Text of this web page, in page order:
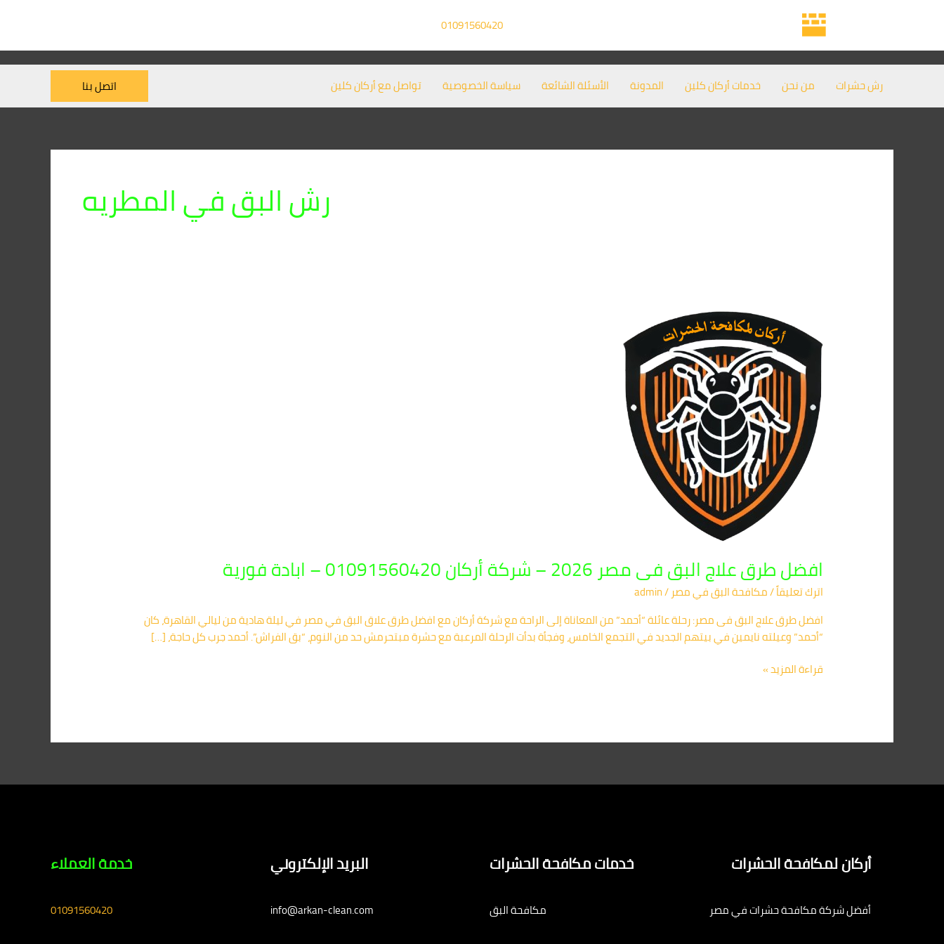
01091560420
رش حشرات من نحن خدمات أركان كلين المدونة الأسئلة الشائعة سياسة الخصوصية تواصل مع أركان كلين اتصل بنا
رش البق في المطريه
افضل طرق علاج البق فى مصر 2026 – شركة أركان 01091560420 – ابادة فورية
اترك تعليقاً/مكافحة البق​ في مصر /
admin
افضل طرق علاج البق فى مصر: رحلة عائلة “أحمد” من المعاناة إلى الراحة مع شركة أركان مع افضل طرق علاق البق في مصر في ليلة هادية من ليالي القاهرة، كان
“أحمد” وعيلته نايمين في بيتهم الجديد في التجمع الخامس، وفجأة بدأت الرحلة المرعبة مع حشرة مبتحرمش حد من النوم، “بق الفراش”. أحمد جرب كل حاجة، […]
طرق
علاج
البق
مصر
2026
شركة
أركان
01091560420
قراءة المزيد »
أركان لمكافحة الحشرات
أفضل شركة مكافحة حشرات في مصر
خدمات مكافحة الحشرات
مكافحة البق
البريد الإلكتروني
info@arkan-clean.com
خدمة العملاء
01091560420